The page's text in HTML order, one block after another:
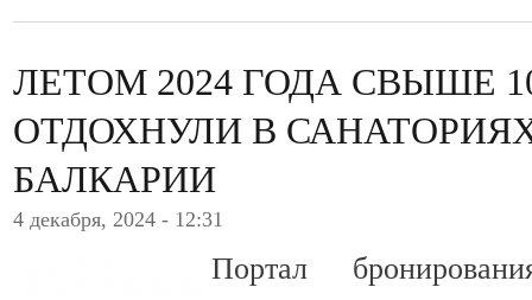
ЛЕТОМ 2024 ГОДА СВЫШЕ
ОТДОХНУЛИ В
БАЛКАРИИ
4 декабря, 2024 - 12:31
Портал